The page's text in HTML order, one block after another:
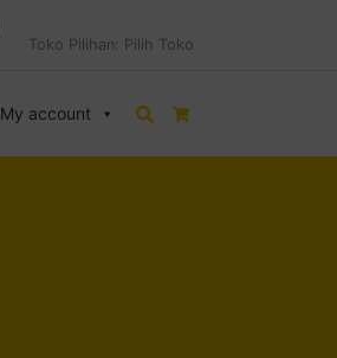
Toko Pilihan: Pilih Toko
My account Search